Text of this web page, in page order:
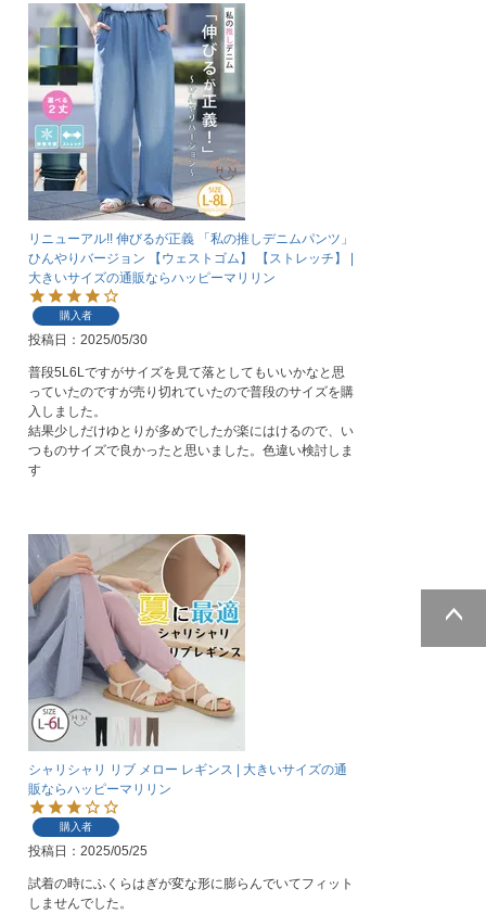
リニューアル!! 伸びるが正義 「私の推しデニムパンツ」
ひんやりバージョン 【ウェストゴム】 【ストレッチ】 |
大きいサイズの通販ならハッピーマリリン
購入者
投稿日 2025/05/30
普段5L6Lですがサイズを見て落としてもいいかなと思
っていたのですが売り切れていたので普段のサイズを購
入しました。
結果少しだけゆとりが多めでしたが楽にはけるので、い
つものサイズで良かったと思いました。色違い検討しま
す
シャリシャリ リブ メロー レギンス | 大きいサイズの通
販ならハッピーマリリン
購入者
投稿日 2025/05/25
試着の時にふくらはぎが変な形に膨らんでいてフィット
しませんでした。